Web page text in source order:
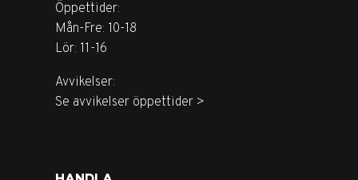
Öppettider:
Mån-Fre: 10-18
Lör: 11-16
Avvikelser:
Se avvikelser öppettider >